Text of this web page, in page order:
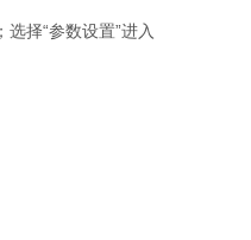
择“参数设置”进入